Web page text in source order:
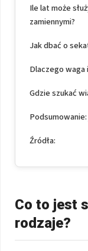
Ile lat może
zamiennymi?
Jak dbać o
Dlaczego waga
Gdzie szukać
Źródła:
Co to jest
rodzaje?